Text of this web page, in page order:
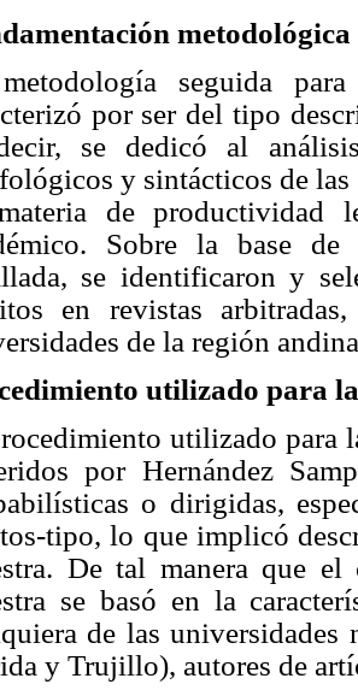
metodológica
seguida
por ser del tipo
se dedicó al
y sintácticos de
de productividad
Sobre la base de
se identificaron y
en revistas arbitradas,
de la región
utilizado para
utilizado para
por Hernández
o dirigidas,
tipo, lo que implicó
De tal manera que
se basó en la
de las
y Trujillo), autores de